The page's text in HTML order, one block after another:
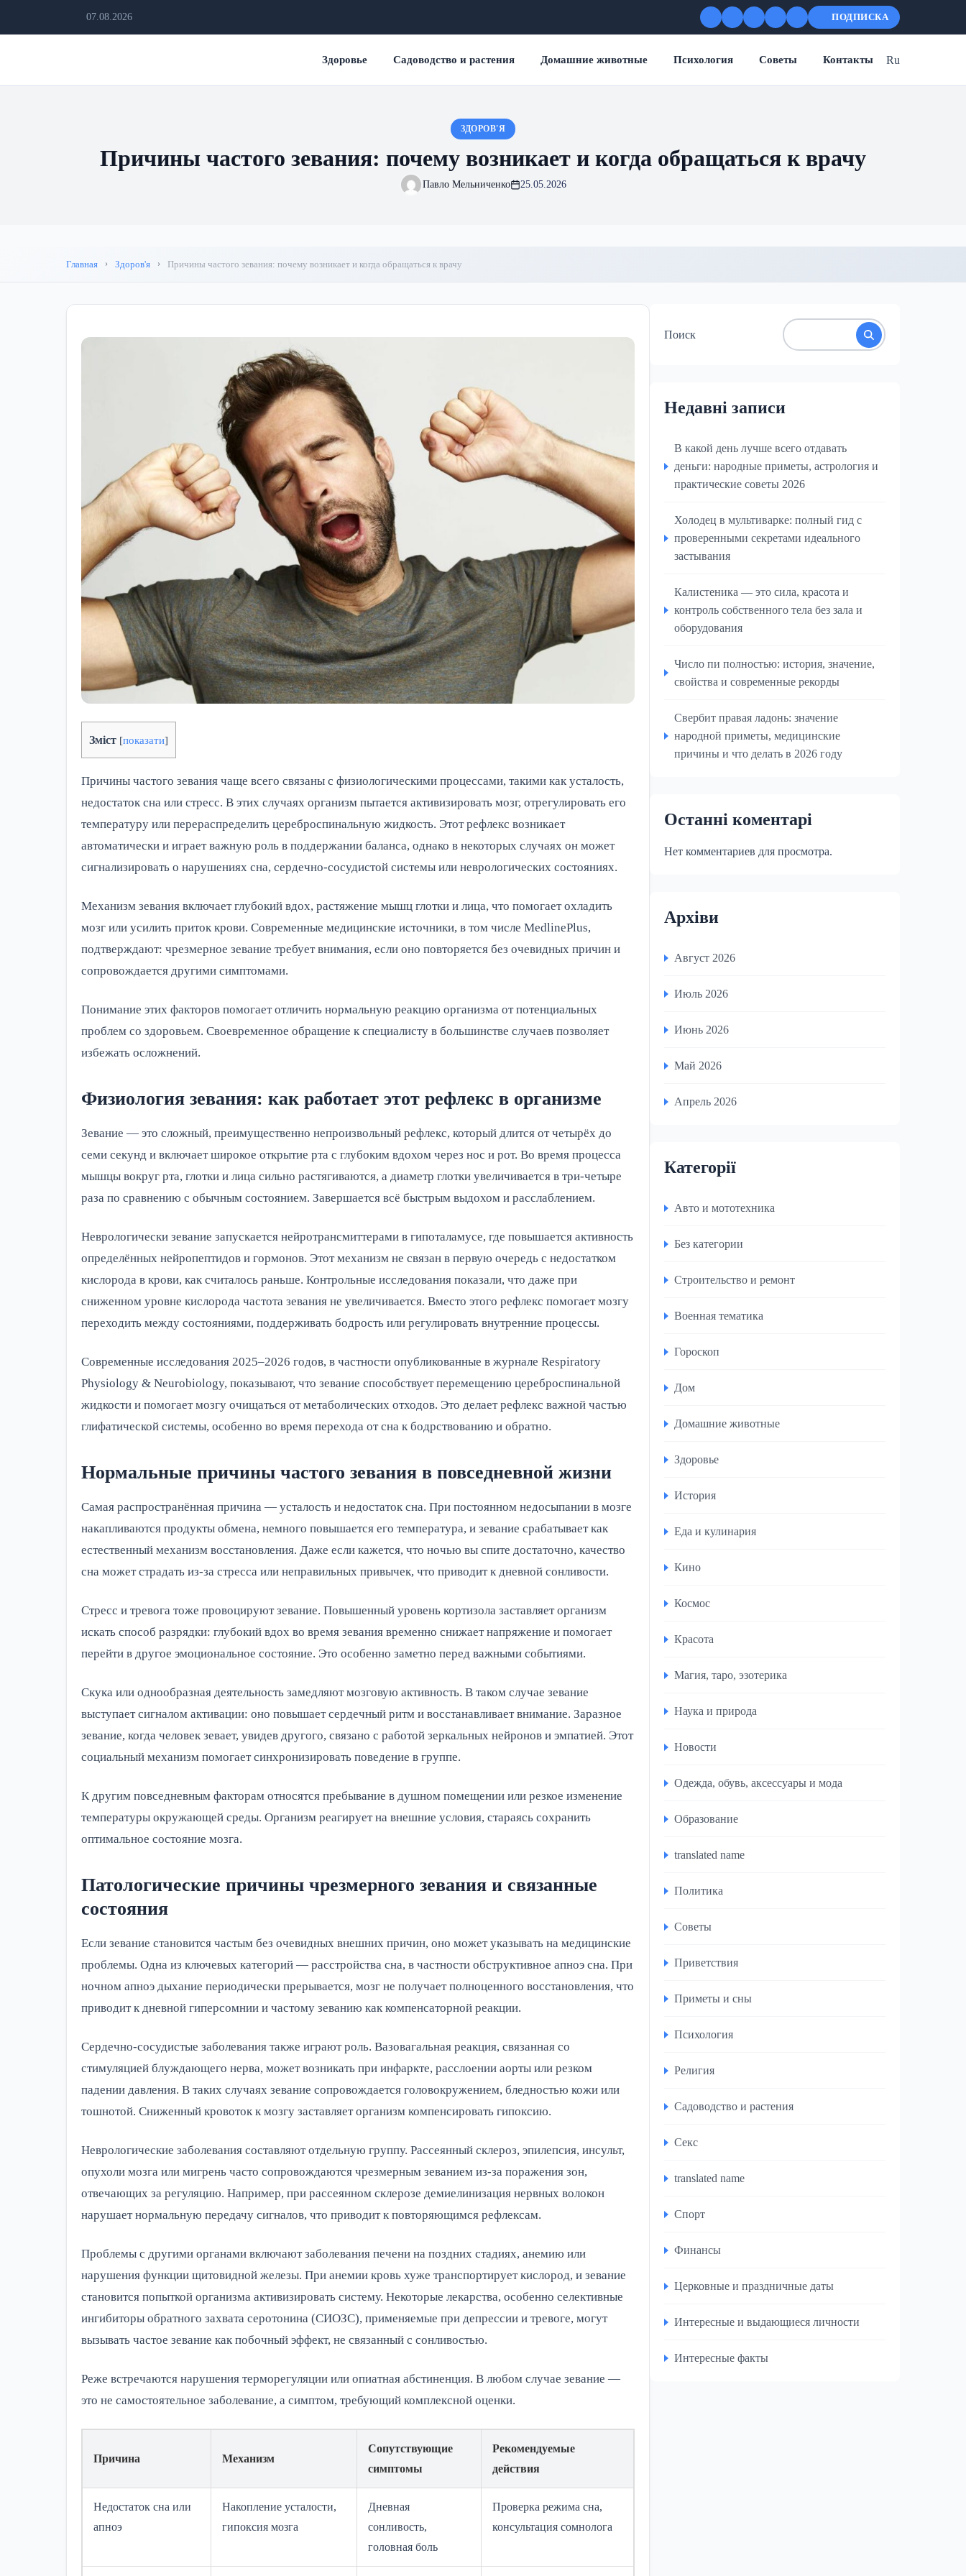
07.08.2026 ПОДПИСКА
Здоровье Садоводство и растения Домашние животные Психология Советы Контакты Ru
ЗДОРОВ'Я
Причины частого зевания: почему возникает и когда обращаться к врачу
Павло Мельниченко 25.05.2026
Главная Здоров'я Причины частого зевания: почему возникает и когда обращаться к врачу
Зміст [показати]
Причины частого зевания чаще всего связаны с физиологическими процессами, такими как усталость,
недостаток сна или стресс. В этих случаях организм пытается активизировать мозг, отрегулировать его
температуру или перераспределить цереброспинальную жидкость. Этот рефлекс возникает
автоматически и играет важную роль в поддержании баланса, однако в некоторых случаях он может
сигнализировать о нарушениях сна, сердечно-сосудистой системы или неврологических состояниях.
Механизм зевания включает глубокий вдох, растяжение мышц глотки и лица, что помогает охладить
мозг или усилить приток крови. Современные медицинские источники, в том числе MedlinePlus,
подтверждают: чрезмерное зевание требует внимания, если оно повторяется без очевидных причин и
сопровождается другими симптомами.
Понимание этих факторов помогает отличить нормальную реакцию организма от потенциальных
проблем со здоровьем. Своевременное обращение к специалисту в большинстве случаев позволяет
избежать осложнений.
Физиология зевания: как работает этот рефлекс в организме
Зевание — это сложный, преимущественно непроизвольный рефлекс, который длится от четырёх до
семи секунд и включает широкое открытие рта с глубоким вдохом через нос и рот. Во время процесса
мышцы вокруг рта, глотки и лица сильно растягиваются, а диаметр глотки увеличивается в три-четыре
раза по сравнению с обычным состоянием. Завершается всё быстрым выдохом и расслаблением.
Неврологически зевание запускается нейротрансмиттерами в гипоталамусе, где повышается активность
определённых нейропептидов и гормонов. Этот механизм не связан в первую очередь с недостатком
кислорода в крови, как считалось раньше. Контрольные исследования показали, что даже при
сниженном уровне кислорода частота зевания не увеличивается. Вместо этого рефлекс помогает мозгу
переходить между состояниями, поддерживать бодрость или регулировать внутренние процессы.
Современные исследования 2025–2026 годов, в частности опубликованные в журнале Respiratory
Physiology & Neurobiology, показывают, что зевание способствует перемещению цереброспинальной
жидкости и помогает мозгу очищаться от метаболических отходов. Это делает рефлекс важной частью
глифатической системы, особенно во время перехода от сна к бодрствованию и обратно.
Нормальные причины частого зевания в повседневной жизни
Самая распространённая причина — усталость и недостаток сна. При постоянном недосыпании в мозге
накапливаются продукты обмена, немного повышается его температура, и зевание срабатывает как
естественный механизм восстановления. Даже если кажется, что ночью вы спите достаточно, качество
сна может страдать из-за стресса или неправильных привычек, что приводит к дневной сонливости.
Стресс и тревога тоже провоцируют зевание. Повышенный уровень кортизола заставляет организм
искать способ разрядки: глубокий вдох во время зевания временно снижает напряжение и помогает
перейти в другое эмоциональное состояние. Это особенно заметно перед важными событиями.
Скука или однообразная деятельность замедляют мозговую активность. В таком случае зевание
выступает сигналом активации: оно повышает сердечный ритм и восстанавливает внимание. Заразное
зевание, когда человек зевает, увидев другого, связано с работой зеркальных нейронов и эмпатией. Этот
социальный механизм помогает синхронизировать поведение в группе.
К другим повседневным факторам относятся пребывание в душном помещении или резкое изменение
температуры окружающей среды. Организм реагирует на внешние условия, стараясь сохранить
оптимальное состояние мозга.
Патологические причины чрезмерного зевания и связанные
состояния
Если зевание становится частым без очевидных внешних причин, оно может указывать на медицинские
проблемы. Одна из ключевых категорий — расстройства сна, в частности обструктивное апноэ сна. При
ночном апноэ дыхание периодически прерывается, мозг не получает полноценного восстановления, что
приводит к дневной гиперсомнии и частому зеванию как компенсаторной реакции.
Сердечно-сосудистые заболевания также играют роль. Вазовагальная реакция, связанная со
стимуляцией блуждающего нерва, может возникать при инфаркте, расслоении аорты или резком
падении давления. В таких случаях зевание сопровождается головокружением, бледностью кожи или
тошнотой. Сниженный кровоток к мозгу заставляет организм компенсировать гипоксию.
Неврологические заболевания составляют отдельную группу. Рассеянный склероз, эпилепсия, инсульт,
опухоли мозга или мигрень часто сопровождаются чрезмерным зеванием из-за поражения зон,
отвечающих за регуляцию. Например, при рассеянном склерозе демиелинизация нервных волокон
нарушает нормальную передачу сигналов, что приводит к повторяющимся рефлексам.
Проблемы с другими органами включают заболевания печени на поздних стадиях, анемию или
нарушения функции щитовидной железы. При анемии кровь хуже транспортирует кислород, и зевание
становится попыткой организма активизировать систему. Некоторые лекарства, особенно селективные
ингибиторы обратного захвата серотонина (СИОЗС), применяемые при депрессии и тревоге, могут
вызывать частое зевание как побочный эффект, не связанный с сонливостью.
Реже встречаются нарушения терморегуляции или опиатная абстиненция. В любом случае зевание —
это не самостоятельное заболевание, а симптом, требующий комплексной оценки.
Причина Механизм
Сопутствующие
симптомы
Рекомендуемые
действия
Недостаток сна или
апноэ
Накопление усталости,
гипоксия мозга
Дневная
сонливость,
головная боль
Проверка режима сна,
консультация сомнолога
Поиск
Недавні записи
В какой день лучше всего отдавать
деньги: народные приметы, астрология и
практические советы 2026
Холодец в мультиварке: полный гид с
проверенными секретами идеального
застывания
Калистеника — это сила, красота и
контроль собственного тела без зала и
оборудования
Число пи полностью: история, значение,
свойства и современные рекорды
Свербит правая ладонь: значение
народной приметы, медицинские
причины и что делать в 2026 году
Останні коментарі
Нет комментариев для просмотра.
Архіви
Август 2026
Июль 2026
Июнь 2026
Май 2026
Апрель 2026
Категорії
Авто и мототехника
Без категории
Строительство и ремонт
Военная тематика
Гороскоп
Дом
Домашние животные
Здоровье
История
Еда и кулинария
Кино
Космос
Красота
Магия, таро, эзотерика
Наука и природа
Новости
Одежда, обувь, аксессуары и мода
Образование
translated name
Политика
Советы
Приветствия
Приметы и сны
Психология
Религия
Садоводство и растения
Секс
translated name
Спорт
Финансы
Церковные и праздничные даты
Интересные и выдающиеся личности
Интересные факты